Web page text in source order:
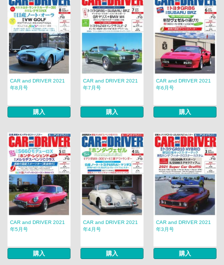
CAR and DRIVER 2021
年8月号
購入
CAR and DRIVER 2021
年7月号
購入
CAR and DRIVER 2021
年6月号
購入
CAR and DRIVER 2021
年5月号
購入
CAR and DRIVER 2021
年4月号
購入
CAR and DRIVER 2021
年3月号
購入